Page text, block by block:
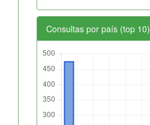
Consultas por país (top 10)